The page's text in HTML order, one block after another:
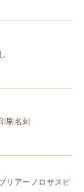
刷名刺
リアーノロサスピ